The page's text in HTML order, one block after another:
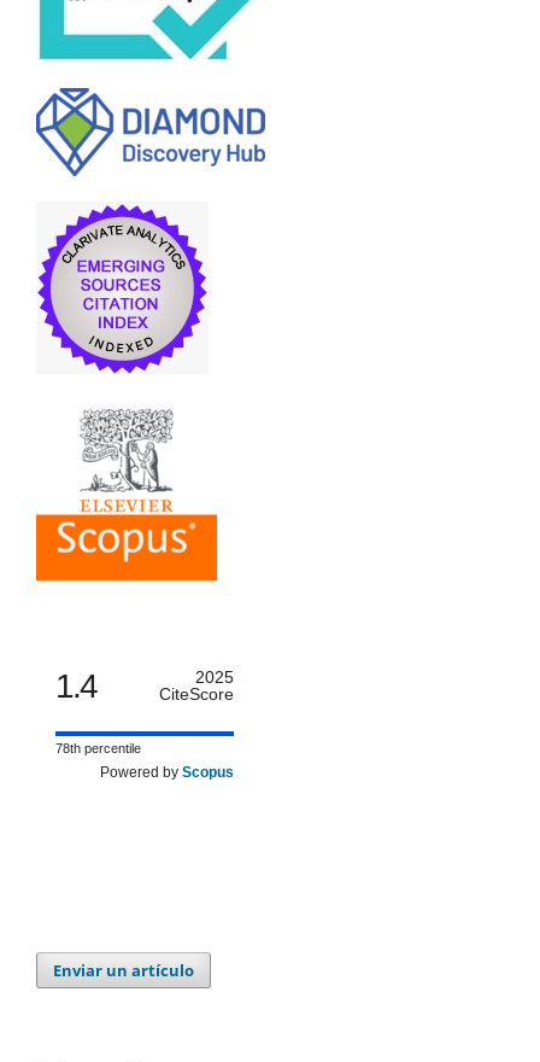
1.4
2025
CiteScore
78th percentile
Powered by Scopus
Enviar un artículo